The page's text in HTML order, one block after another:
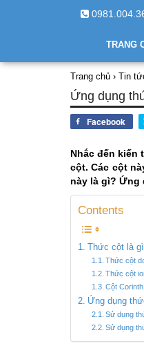
TRANG
Trang chủ › Tin
Ứng dụng
Facebook
Nhắc đến kiến
cột. Các cột
này là gì? Ứng
Contents
Thức cột là
Thức cột
Thức cột
Cột Corinth
Ứng dụng
Sử dụng
Sử dụng